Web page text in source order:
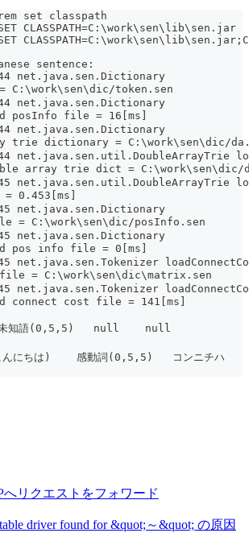
set classpath
CLASSPATH=C:\work\sen\lib\sen.jar
sentence:
net.java.sen.Dictionary
C:\work\sen\dic/token.sen
net.java.sen.Dictionary
posInfo file = 16[ms]
net.java.sen.Dictionary
trie dictionary = C:\work\sen\dic/
net.java.sen.util.DoubleArrayTrie
array trie dict = C:\work\sen\dic/
net.java.sen.util.DoubleArrayTrie
0.453[ms]
net.java.sen.Dictionary
= C:\work\sen\dic/posInfo.sen
net.java.sen.Dictionary
pos info file = 0[ms]
net.java.sen.Tokenizer
file = C:\work\sen\dic\matrix.sen
net.java.sen.Tokenizer
connect cost file = 141[ms]
知語(0,5,5)   null    null
にちは)    感動詞(0,5,5)   コンニチハ
へリクエストをフォワード
driver found for &quot;～&quot; の原因